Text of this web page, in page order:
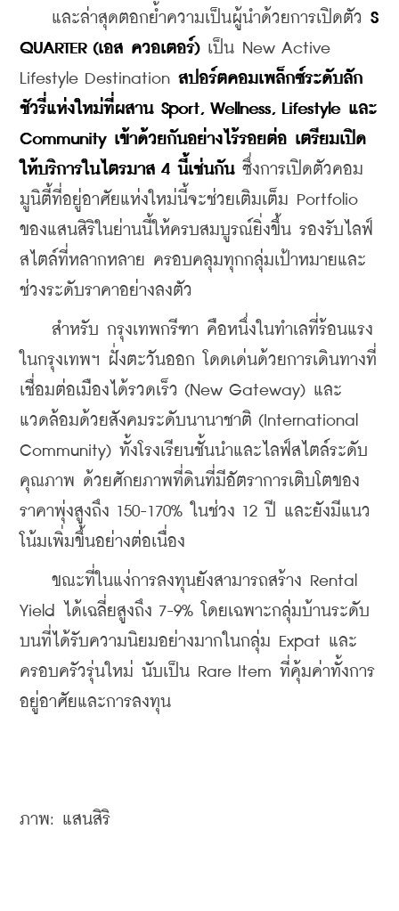
และล่าสุดตอกย้ำความเป็นผู้นำด้วยการเปิดตัว S
QUARTER (เอส ควอเตอร์) เป็น New Active
Lifestyle Destination สปอร์ตคอมเพล็กซ์ระดับลัก
ชัวรี่แห่งใหม่ที่ผสาน Sport, Wellness, Lifestyle และ
Community เข้าด้วยกันอย่างไร้รอยต่อ เตรียมเปิด
ให้บริการในไตรมาส 4 นี้เช่นกัน ซึ่งการเปิดตัวคอม
มูนิตี้ที่อยู่อาศัยแห่งใหม่นี้จะช่วยเติมเต็ม Portfolio
ของแสนสิริในย่านนี้ให้ครบสมบูรณ์ยิ่งขึ้น รองรับไลฟ์
สไตล์ที่หลากหลาย ครอบคลุมทุกกลุ่มเป้าหมายและ
ช่วงระดับราคาอย่างลงตัว
สำหรับ กรุงเทพกรีฑา คือหนึ่งในทำเลที่ร้อนแรง
ในกรุงเทพฯ ฝั่งตะวันออก โดดเด่นด้วยการเดินทางที่
เชื่อมต่อเมืองได้รวดเร็ว (New Gateway) และ
แวดล้อมด้วยสังคมระดับนานาชาติ (International
Community) ทั้งโรงเรียนชั้นนำและไลฟ์สไตล์ระดับ
คุณภาพ ด้วยศักยภาพที่ดินที่มีอัตราการเติบโตของ
ราคาพุ่งสูงถึง 150-170% ในช่วง 12 ปี และยังมีแนว
โน้มเพิ่มขึ้นอย่างต่อเนื่อง
ขณะที่ในแง่การลงทุนยังสามารถสร้าง Rental
Yield ได้เฉลี่ยสูงถึง 7-9% โดยเฉพาะกลุ่มบ้านระดับ
บนที่ได้รับความนิยมอย่างมากในกลุ่ม Expat และ
ครอบครัวรุ่นใหม่ นับเป็น Rare Item ที่คุ้มค่าทั้งการ
อยู่อาศัยและการลงทุน
ภาพ: แสนสิริ